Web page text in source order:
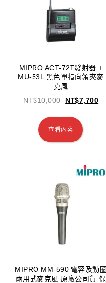
MIPRO ACT-72T發射器 +
MU-53L 黑色單指向領夾麥
克風
NT$10,000 NT$7,700
查看內容
MIPRO MM-590 電容及動圈
兩用式麥克風 原廠公司貨 保